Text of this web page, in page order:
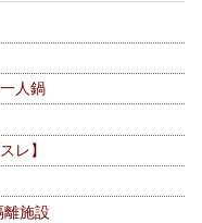
人鍋
レ】
離施設